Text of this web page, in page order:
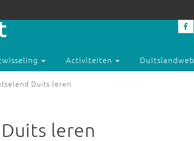
Activiteiten Duitslandweb
Duits leren
leren